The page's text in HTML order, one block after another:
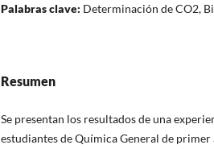
Palabras clave: Determinación de CO2,
Resumen
Se presentan los resultados de una
estudiantes de Química General de